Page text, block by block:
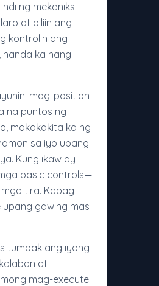
ng mekaniks.
at piliin ang
kontrolin ang
ka nang
mag-position
na puntos ng
makakakita ka ng
sa iyo upang
Kung ikaw ay
basic controls—
tira. Kapag
gawing mas
tumpak ang iyong
at
mag-execute